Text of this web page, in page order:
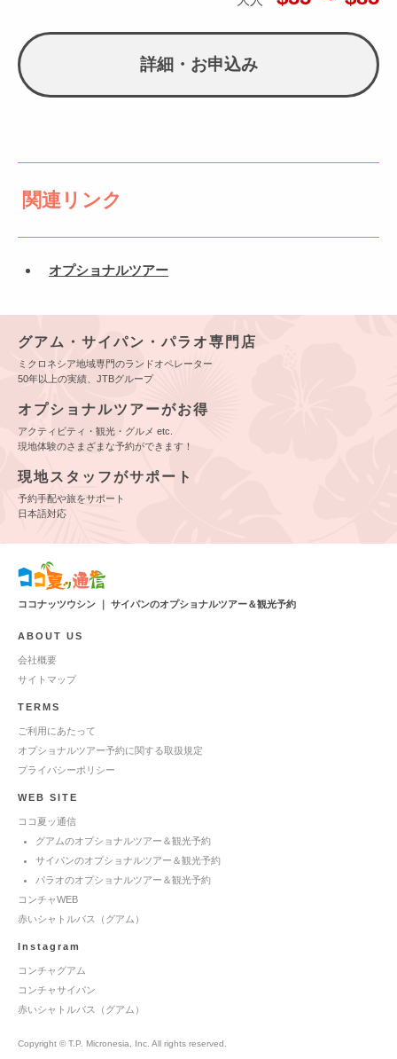
詳細・お申込み
関連リンク
オプショナルツアー
グアム・サイパン・パラオ専門店
ミクロネシア地域専門のランドオペレーター
50年以上の実績、JTBグループ
オプショナルツアーがお得
アクティビティ・観光・グルメ etc.
現地体験のさまざまな予約ができます！
現地スタッフがサポート
予約手配や旅をサポート
日本語対応
ココナッツウシン ｜ サイパンのオプショナルツアー＆観光予約
ABOUT US
会社概要
サイトマップ
TERMS
ご利用にあたって
オプショナルツアー予約に関する取扱規定
プライバシーポリシー
WEB SITE
ココ夏ッ通信
グアムのオプショナルツアー＆観光予約
サイパンのオプショナルツアー＆観光予約
パラオのオプショナルツアー＆観光予約
コンチャWEB
赤いシャトルバス（グアム）
Instagram
コンチャグアム
コンチャサイパン
赤いシャトルバス（グアム）
Copyright © T.P. Micronesia, Inc. All rights reserved.